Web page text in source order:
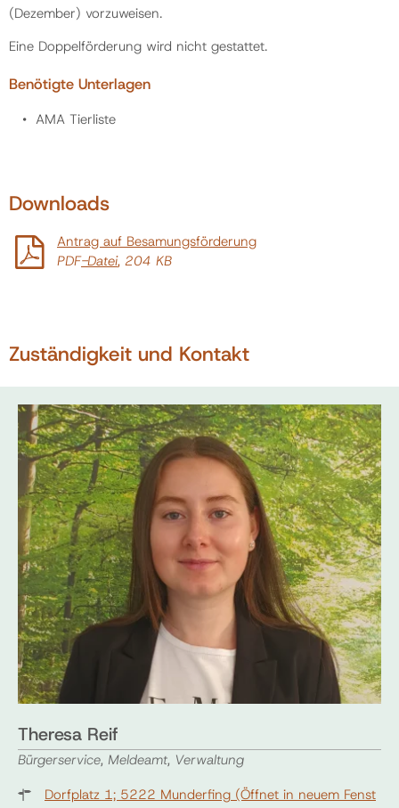
(Dezember) vorzuweisen.
Eine Doppelförderung wird nicht gestattet.
Benötigte Unterlagen
AMA Tierliste
Downloads
Antrag auf Besamungsförderung
PDF-Datei, 204 KB
Zuständigkeit und Kontakt
Theresa Reif
Bürgerservice, Meldeamt, Verwaltung
Dorfplatz 1; 5222 Munderfing (Öffnet in neuem Fenst